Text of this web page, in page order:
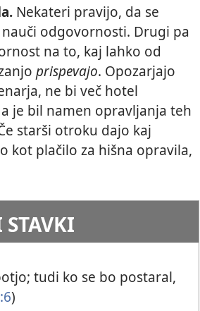
Nekateri pravijo, da se
odgovornosti. Drugi pa
na to, kaj lahko od
prispevajo. Opozarjajo
ne bi več hotel
je bil namen opravljanja teh
starši otroku dajo kaj
kot plačilo za hišna opravila,
STAVKI
tudi ko se bo postaral,
)